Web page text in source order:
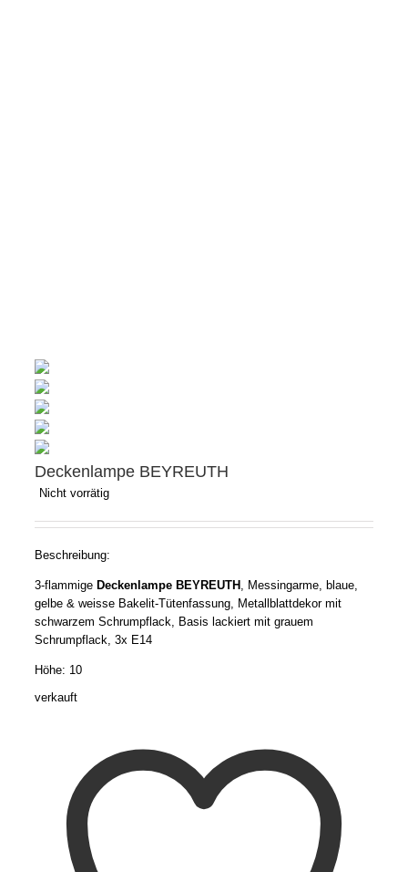
Deckenlampe BEYREUTH
Nicht vorrätig
Beschreibung:
3-flammige Deckenlampe BEYREUTH , Messingarme, blaue,
gelbe & weisse Bakelit-Tütenfassung, Metallblattdekor mit
schwarzem Schrumpflack, Basis lackiert mit grauem
Schrumpflack, 3x E14
Höhe: 10
verkauft